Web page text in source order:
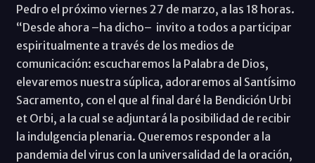
Pedro el próximo viernes 27 de marzo, a las 18 horas.
“Desde ahora –ha dicho– invito a todos a participar
espiritualmente a través de los medios de
comunicación: escucharemos la Palabra de Dios,
elevaremos nuestra súplica, adoraremos al Santísimo
Sacramento, con el que al final daré la Bendición Urbi
et Orbi, a la cual se adjuntará la posibilidad de recibir
la indulgencia plenaria. Queremos responder a la
pandemia del virus con la universalidad de la oración,